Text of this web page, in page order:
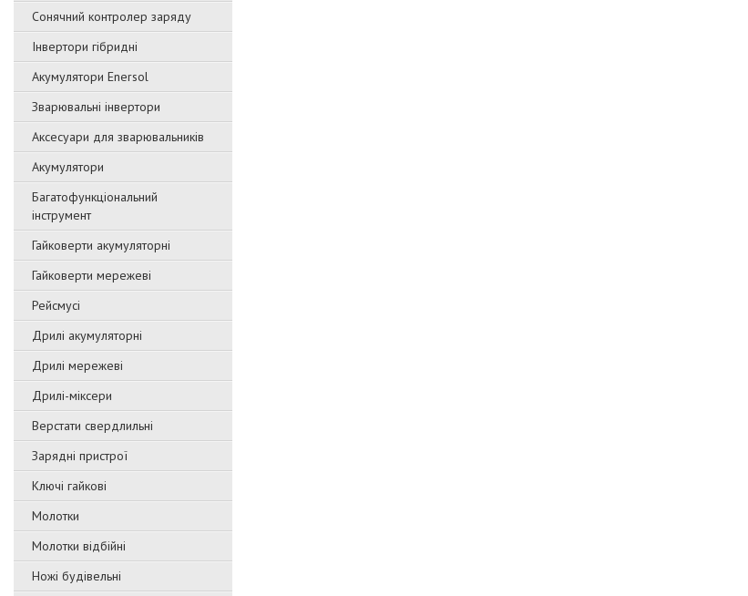
Сонячний контролер заряду
Інвертори гібридні
Акумулятори Enersol
Зварювальні інвертори
Аксесуари для зварювальників
Акумулятори
Багатофункціональний
інструмент
Гайковерти акумуляторні
Гайковерти мережеві
Рейсмусі
Дрилі акумуляторні
Дрилі мережеві
Дрилі-міксери
Верстати свердлильні
Зарядні пристрої
Ключі гайкові
Молотки
Молотки відбійні
Ножі будівельні